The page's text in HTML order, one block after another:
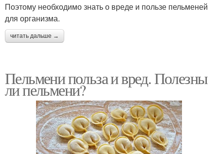
Поэтому необходимо знать о вреде и пользе пельменей
для организма.
читать дальше →
Пельмени польза и вред. Полезны
ли пельмени?